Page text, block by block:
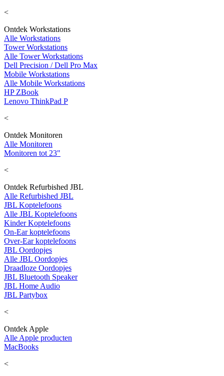
<
Ontdek Workstations
Alle Workstations
Tower Workstations
Alle Tower Workstations
Dell Precision / Dell Pro Max
Mobile Workstations
Alle Mobile Workstations
HP ZBook
Lenovo ThinkPad P
<
Ontdek Monitoren
Alle Monitoren
Monitoren tot 23"
<
Ontdek Refurbished JBL
Alle Refurbished JBL
JBL Koptelefoons
Alle JBL Koptelefoons
Kinder Koptelefoons
On-Ear koptelefoons
Over-Ear koptelefoons
JBL Oordopjes
Alle JBL Oordopjes
Draadloze Oordopjes
JBL Bluetooth Speaker
JBL Home Audio
JBL Partybox
<
Ontdek Apple
Alle Apple producten
MacBooks
<